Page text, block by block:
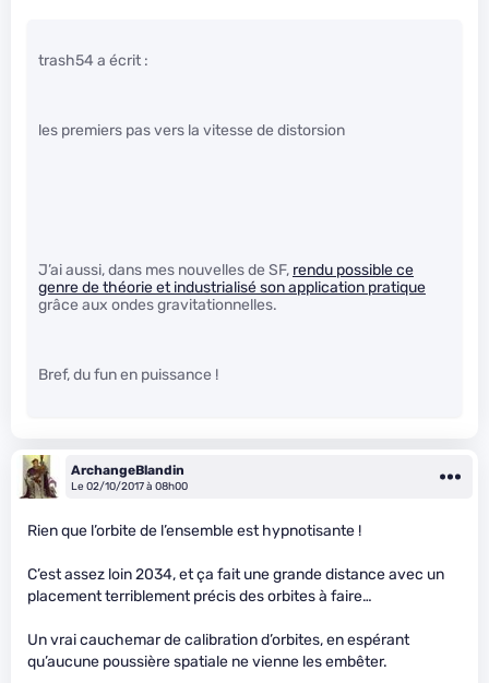
trash54 a écrit :
les premiers pas vers la vitesse de distorsion
J’ai aussi, dans mes nouvelles de SF, rendu possible ce
genre de théorie et industrialisé son application pratique
grâce aux ondes gravitationnelles.
Bref, du fun en puissance !
ArchangeBlandin
Le 02/10/2017 à 08h00
Rien que l’orbite de l’ensemble est hypnotisante !
C’est assez loin 2034, et ça fait une grande distance avec un
placement terriblement précis des orbites à faire…
Un vrai cauchemar de calibration d’orbites, en espérant
qu’aucune poussière spatiale ne vienne les embêter.